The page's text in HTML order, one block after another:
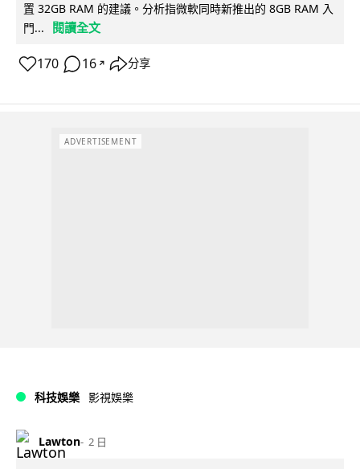
置 32GB RAM 的建議。分析指微軟同時新推出的 8GB RAM 入
門...
閱讀全文
170 16 ↗ 分享
ADVERTISEMENT
科技娛樂 影視娛樂
Lawton 2 日